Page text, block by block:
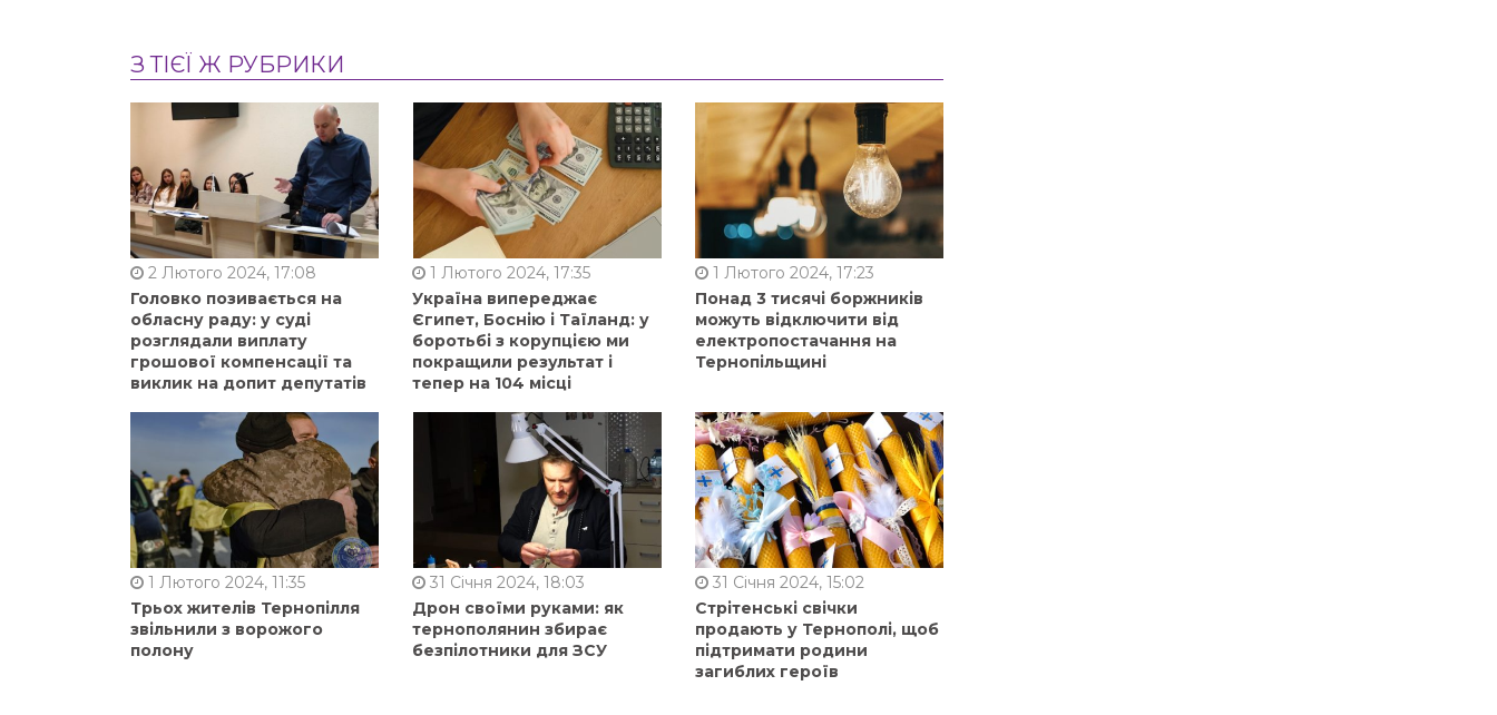
З ТІЄЇ Ж РУБРИКИ
2 Лютого 2024, 17:08
Головко позивається на
обласну раду: у суді
розглядали виплату
грошової компенсації та
виклик на допит депутатів
1 Лютого 2024, 17:35
Україна випереджає
Єгипет, Боснію і Таїланд: у
боротьбі з корупцією ми
покращили результат і
тепер на 104 місці
1 Лютого 2024, 17:23
Понад 3 тисячі боржників
можуть відключити від
електропостачання на
Тернопільщині
1 Лютого 2024, 11:35
Трьох жителів Тернопілля
звільнили з ворожого
полону
31 Січня 2024, 18:03
Дрон своїми руками: як
тернополянин збирає
безпілотники для ЗСУ
31 Січня 2024, 15:02
Стрітенські свічки
продають у Тернополі, щоб
підтримати родини
загиблих героїв